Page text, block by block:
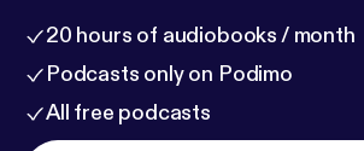
20 hours of audiobooks / month
Podcasts only on Podimo
All free podcasts